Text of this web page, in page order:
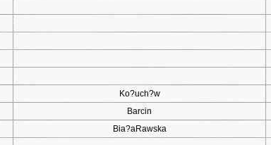
Ko?uch?w
Barcin
Bia?aRawska